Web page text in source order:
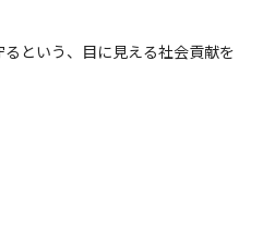
という、目に見える社会貢献を